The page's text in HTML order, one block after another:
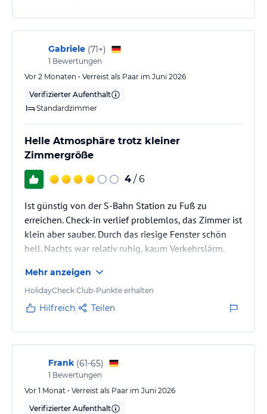
Gabriele (71+)
1 Bewertungen
Vor 2 Monaten • Verreist als Paar im Juni 2026
Verifizierter Aufenthalt
Standardzimmer
Helle Atmosphäre trotz kleiner
Zimmergröße
4 / 6
Ist günstig von der S-Bahn Station zu Fuß zu
erreichen. Check-in verlief problemlos, das Zimmer ist
klein aber sauber. Durch das riesige Fenster schön
hell. Nachts war relativ ruhig, kaum Verkehrslärm.
Mehr anzeigen
HolidayCheck Club-Punkte erhalten
Hilfreich Teilen
Frank (61-65)
1 Bewertungen
Vor 1 Monat • Verreist als Paar im Juni 2026
Verifizierter Aufenthalt